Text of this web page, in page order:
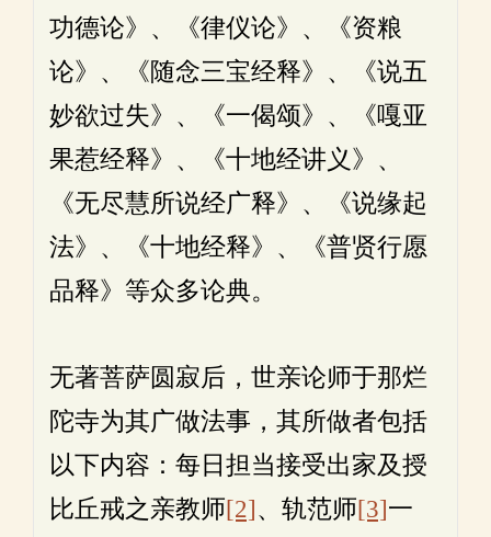
功德论》、《律仪论》、《资粮
论》、《随念三宝经释》、《说五
妙欲过失》、《一偈颂》、《嘎亚
果惹经释》、《十地经讲义》、
《无尽慧所说经广释》、《说缘起
法》、《十地经释》、《普贤行愿
品释》等众多论典。
无著菩萨圆寂后，世亲论师于那烂
陀寺为其广做法事，其所做者包括
以下内容：每日担当接受出家及授
比丘戒之亲教师[2]、轨范师[3]一